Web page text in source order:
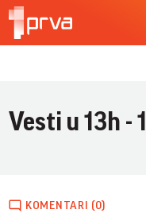
Vesti u 13h -
KOMENTARI (0)